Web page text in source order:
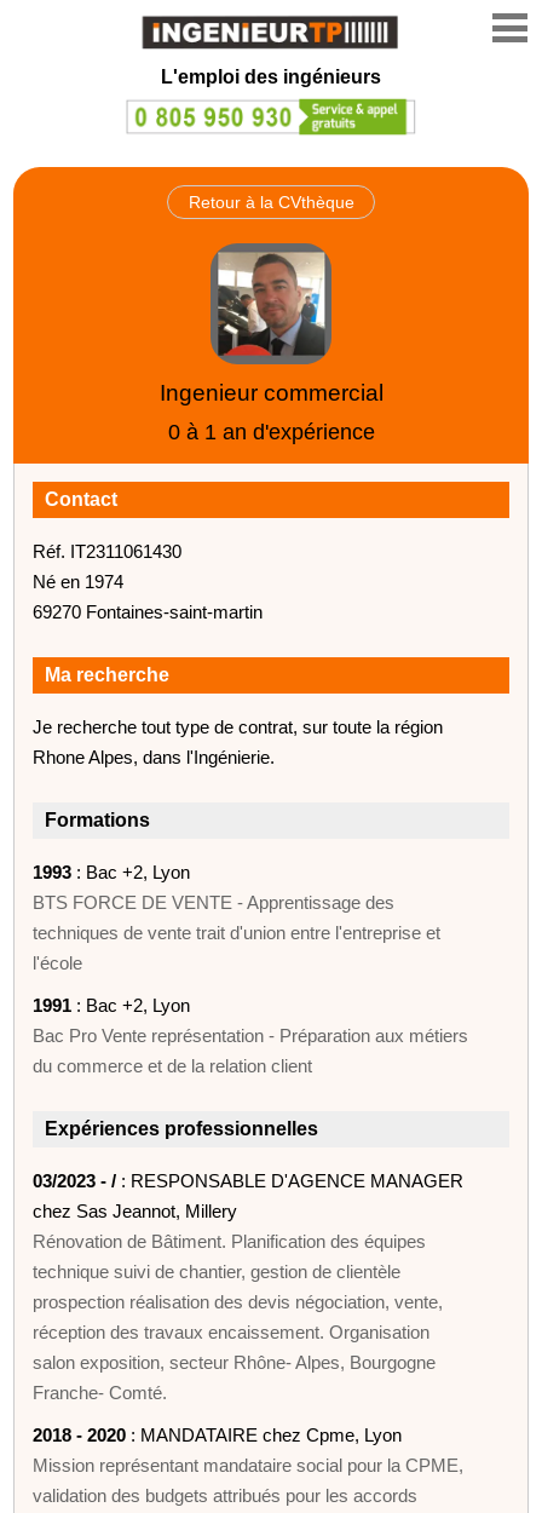
L'emploi des ingénieurs
Retour à la CVthèque
Ingenieur commercial
0 à 1 an d'expérience
Contact
Réf. IT2311061430
Né en 1974
69270 Fontaines-saint-martin
Ma recherche
Je recherche tout type de contrat, sur toute la région
Rhone Alpes, dans l'Ingénierie.
Formations
1993 : Bac +2, Lyon
BTS FORCE DE VENTE - Apprentissage des
techniques de vente trait d'union entre l'entreprise et
l'école
1991 : Bac +2, Lyon
Bac Pro Vente représentation - Préparation aux métiers
du commerce et de la relation client
Expériences professionnelles
03/2023 - / : RESPONSABLE D'AGENCE MANAGER
chez Sas Jeannot, Millery
Rénovation de Bâtiment. Planification des équipes
technique suivi de chantier, gestion de clientèle
prospection réalisation des devis négociation, vente,
réception des travaux encaissement. Organisation
salon exposition, secteur Rhône- Alpes, Bourgogne
Franche- Comté.
2018 - 2020 : MANDATAIRE chez Cpme, Lyon
Mission représentant mandataire social pour la CPME,
validation des budgets attribués pour les accords